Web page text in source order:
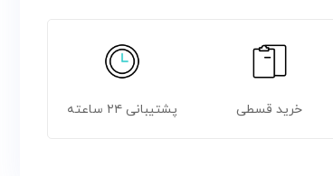
خرید قسطی پشتیبانی ۲۴ ساعته